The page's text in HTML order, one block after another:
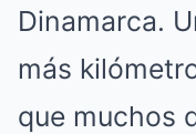
Dinamarca.
más
que muchos